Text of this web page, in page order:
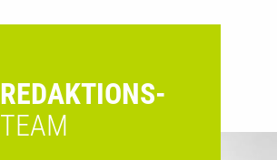
REDAKTIONS-
TEAM